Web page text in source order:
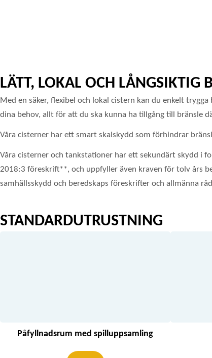
LÄTT, LOKAL OCH LÅNGSIKTIG
Med en säker, flexibel och lokal cistern kan du enkelt
dina behov, allt för att du ska kunna ha tillgång till bränsle
Våra cisterner har ett smart skalskydd som förhindrar
Våra cisterner och tankstationer har ett sekundärt skydd i
2018:3 föreskrift**, och uppfyller även kraven för tolv års
samhällsskydd och beredskaps föreskrifter och allmänna
STANDARDUTRUSTNING
Påfyllnadsrum med spilluppsamling